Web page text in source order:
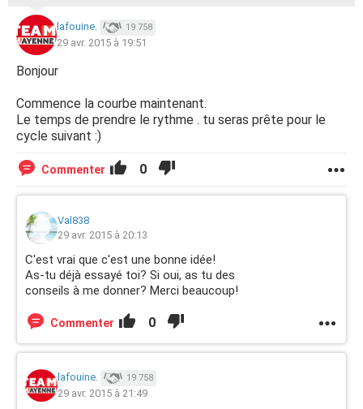
lafouine. 19 758
29 avr. 2015 à 19:51
Bonjour
Commence la courbe maintenant.
Le temps de prendre le rythme . tu seras prête pour le
cycle suivant :)
Commenter 0
Val838
29 avr. 2015 à 20:13
C'est vrai que c'est une bonne idée!
As-tu déjà essayé toi? Si oui, as tu des
conseils à me donner? Merci beaucoup!
Commenter 0
lafouine. 19 758
29 avr. 2015 à 21:49